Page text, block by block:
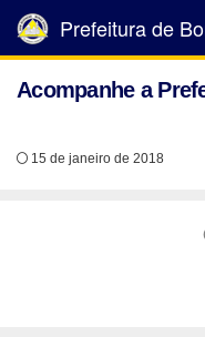
Prefeitura de
Acompanhe a
15 de janeiro de 2018